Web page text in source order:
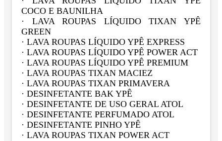
COCO E BAUNILHA
· LAVA ROUPAS LÍQUIDO TIXAN YPÊ
GREEN
· LAVA ROUPAS LÍQUIDO YPÊ EXPRESS
· LAVA ROUPAS LÍQUIDO YPÊ POWER ACT
· LAVA ROUPAS LÍQUIDO YPÊ PREMIUM
· LAVA ROUPAS TIXAN MACIEZ
· LAVA ROUPAS TIXAN PRIMAVERA
· DESINFETANTE BAK YPÊ
· DESINFETANTE DE USO GERAL ATOL
· DESINFETANTE PERFUMADO ATOL
· DESINFETANTE PINHO YPÊ
· LAVA ROUPAS TIXAN POWER ACT